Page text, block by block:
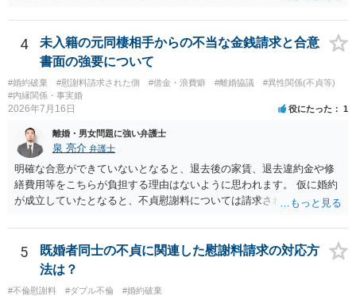
4
未入籍の元同棲相手からの不当な金銭請求と合意
書面の強要について
#婚約破棄 #慰謝料請求された側 #借金・浪費癖 #離婚協議
#異性関係(不貞等)
#内縁関係・事実婚
2026年7月16日 役にたった 1
離婚・男女問題に強い弁護士
泉 亮介 弁護士
明確な合意ができていないとなると、退去後の家賃、退去違約金や修
繕費用等をこちらが負担する理由はないように思われます。 仮に婚約
が成立していたとなると、不貞慰謝料については請求される可能性が
れば早めに弁護士に相談し、弁護士から回答をさせると良いでしょ
う。
5
既婚者同士の不貞に関連した慰謝料請求の対応方
法は？
#不倫慰謝料 #ダブル不倫 #婚約破棄